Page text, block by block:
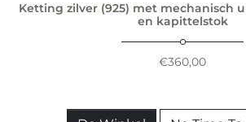
Ketting zilver (925) met mechanisch
en kapittelstok
€360,00